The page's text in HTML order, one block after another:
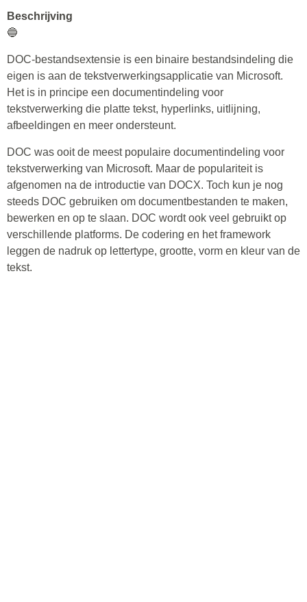
Beschrijving
🔵
DOC-bestandsextensie is een binaire bestandsindeling die
eigen is aan de tekstverwerkingsapplicatie van Microsoft.
Het is in principe een documentindeling voor
tekstverwerking die platte tekst, hyperlinks, uitlijning,
afbeeldingen en meer ondersteunt.
DOC was ooit de meest populaire documentindeling voor
tekstverwerking van Microsoft. Maar de populariteit is
afgenomen na de introductie van DOCX. Toch kun je nog
steeds DOC gebruiken om documentbestanden te maken,
bewerken en op te slaan. DOC wordt ook veel gebruikt op
verschillende platforms. De codering en het framework
leggen de nadruk op lettertype, grootte, vorm en kleur van de
tekst.